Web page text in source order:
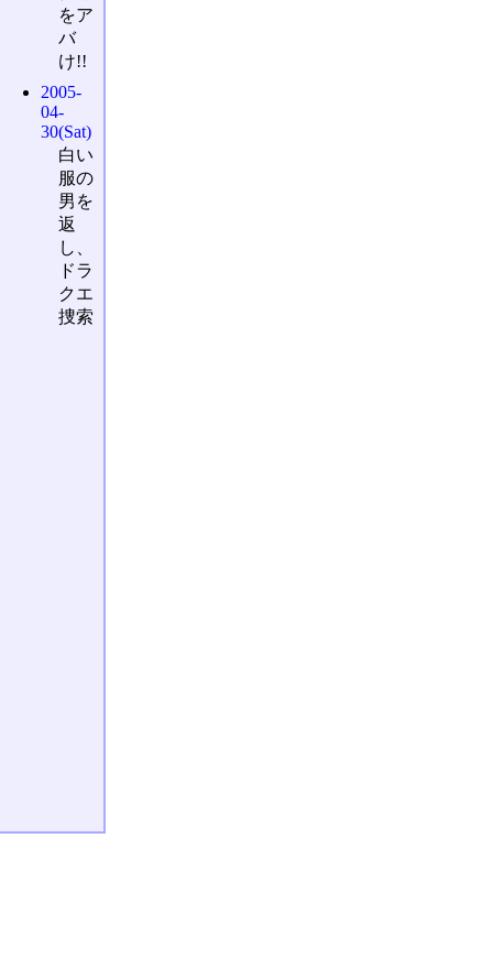
をア
バ
け!!
2005-
04-
30(Sat)
白い
服の
男を
返
し、
ドラ
クエ
捜索